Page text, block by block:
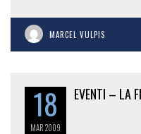
MARCEL VULPIS
18
MAR2009
EVENTI – LA